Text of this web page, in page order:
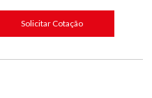
Solicitar Cotação